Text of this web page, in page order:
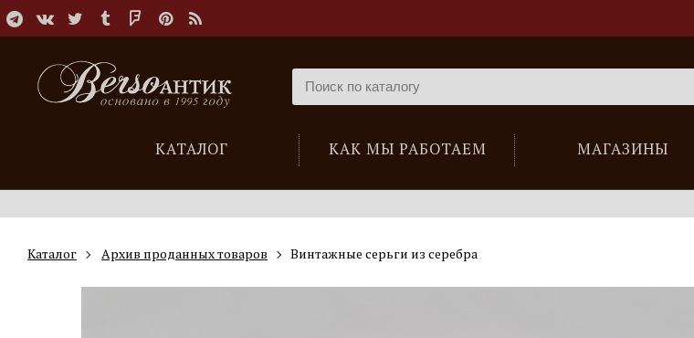
КАТАЛОГ КАК МЫ РАБОТАЕМ МАГАЗИНЫ
Каталог Архив проданных товаров Винтажные серьги из серебра